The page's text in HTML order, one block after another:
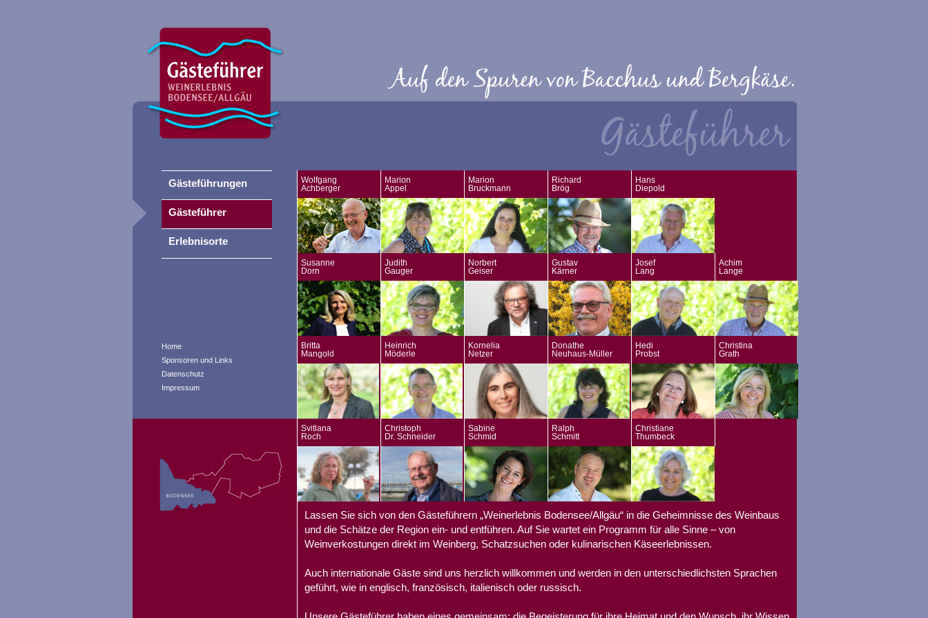
Home
Sponsoren und Links
Datenschutz
Impressum
Wolfgang
Achberger
Marion
Appel
Marion
Bruckmann
Richard
Brög
Hans
Diepold
Susanne
Dorn
Judith
Gauger
Norbert
Geiser
Gustav
Kärner
Josef
Lang
Achim
Lange
Britta
Mangold
Heinrich
Möderle
Kornelia
Netzer
Donathe
Neuhaus-Müller
Hedi
Probst
Christina
Grath
Svitlana
Roch
Christoph
Dr. Schneider
Sabine
Schmid
Ralph
Schmitt
Christiane
Thumbeck
Lassen Sie sich von den Gästeführern „Weinerlebnis Bodensee/Allgäu“ in die Geheimnisse des Weinbaus
und die Schätze der Region ein- und entführen. Auf Sie wartet ein Programm für alle Sinne – von
Weinverkostungen direkt im Weinberg, Schatzsuchen oder kulinarischen Käseerlebnissen.
Auch internationale Gäste sind uns herzlich willkommen und werden in den unterschiedlichsten Sprachen
geführt, wie in englisch, französisch, italienisch oder russisch.
Gästeführungen
Gästeführer
Erlebnisorte